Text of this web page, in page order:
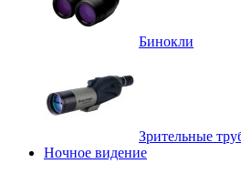
Бинокли
Зрительные
Ночное видение